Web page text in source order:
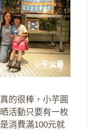
的很棒，小芋圓
活動只要有一枚
消費滿100元就